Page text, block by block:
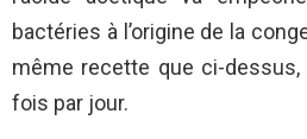
bactéries à l’origine de la
même recette que ci-
fois par jour.